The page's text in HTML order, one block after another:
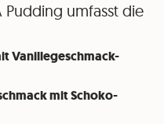
Pudding umfasst die
Vanillegeschmack-
mit Schoko-